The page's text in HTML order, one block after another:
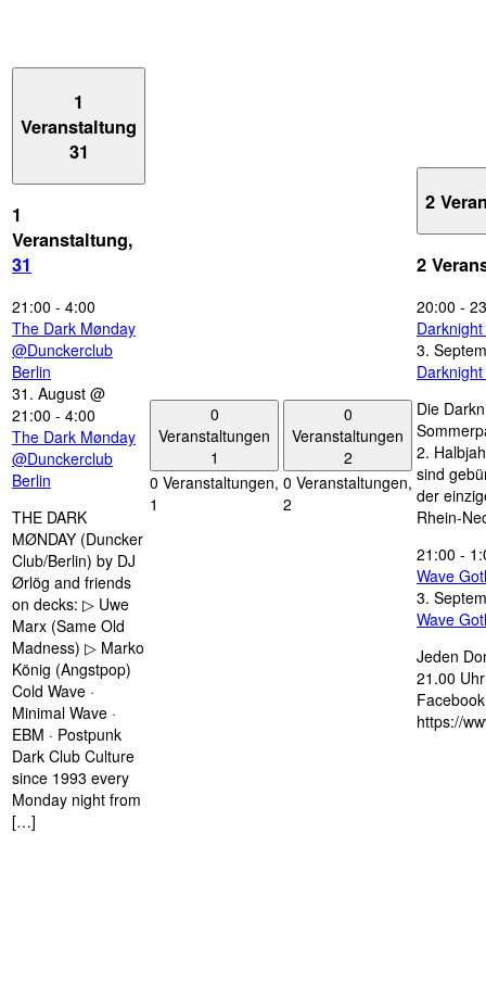
1
Veranstaltung
31
1
Veranstaltung,
31
21:00 - 4:00
The Dark Mønday
@Dunckerclub
Berlin
31. August @
21:00 - 4:00
The Dark Mønday
@Dunckerclub
Berlin
THE DARK
MØNDAY (Duncker
Club/Berlin) by DJ
Ørlög and friends
on decks: ▷ Uwe
Marx (Same Old
Madness) ▷ Marko
König (Angstpop)
Cold Wave ·
Minimal Wave ·
EBM · Postpunk
Dark Club Culture
since 1993 every
Monday night from
[…]
0
Veranstaltungen
1
0 Veranstaltungen,
1
0
Veranstaltungen
2
0 Veranstaltungen,
2
2
2
20:00 -
3.
Die
2.
sind
der
Rhein-
21:00 -
Wave
3.
Wave
Jeden
21.00
https://